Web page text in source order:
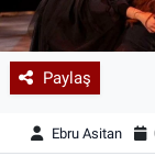
Paylaş
Ebru Asitan